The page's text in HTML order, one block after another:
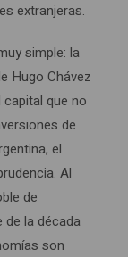
extranjeras.
simple: la
Hugo Chávez
que no
de
el
Al
de
de la década
son